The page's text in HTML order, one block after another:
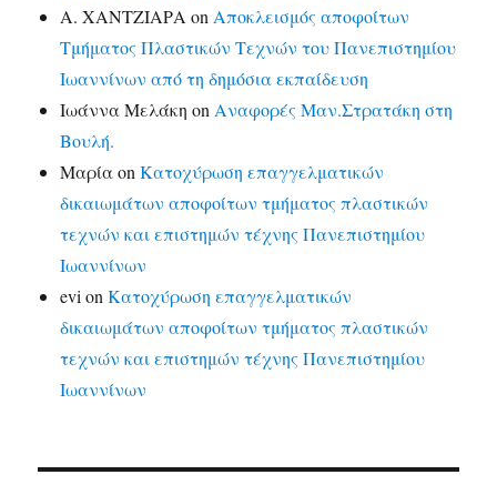
Α. ΧΑΝΤΖΙΑΡΑ on Αποκλεισμός αποφοίτων
Τμήματος Πλαστικών Τεχνών του Πανεπιστημίου
Ιωαννίνων από τη δημόσια εκπαίδευση
Ιωάννα Μελάκη on Αναφορές Μαν.Στρατάκη στη
Βουλή.
ΜαρίαonΚατοχύρωση επαγγελματικών
δικαιωμάτων αποφοίτων τμήματος πλαστικών
τεχνών και επιστημών τέχνης Πανεπιστημίου
Ιωαννίνων
evi onΚατοχύρωση επαγγελματικών
δικαιωμάτων αποφοίτων τμήματος πλαστικών
τεχνών και επιστημών τέχνης Πανεπιστημίου
Ιωαννίνων